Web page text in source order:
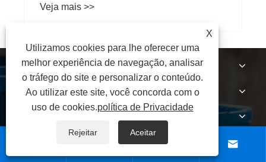
SOBRE NÓS
PRODUTOS
CONTATE-NOS  
X
Utilizamos cookies para lhe oferecer uma
melhor experiência de navegação, analisar
o tráfego do site e personalizar o conteúdo.
Ao utilizar este site, você concorda com o
uso de cookies.política de Privacidade
Rejeitar Aceitar